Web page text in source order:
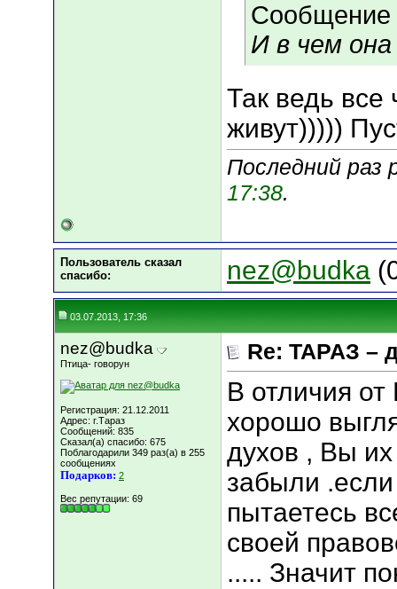
Сообщение
И в чем
Так ведь
живут)))))
Последний раз
17:38.
Пользователь сказал
cпасибо:
nez@budka
03.07.2013, 17:36
nez@budka
Птица- говорун
Регистрация: 21.12.2011
Адрес: г.Тараз
Сообщений: 835
Сказал(а) спасибо: 675
Поблагодарили 349 раз(а) в 255
сообщениях
Подарков: 2
Вес репутации: 69
Re: ТАРАЗ –
В отличия
хорошо
духов , Вы
забыли
пытаетесь
своей
..... Значит